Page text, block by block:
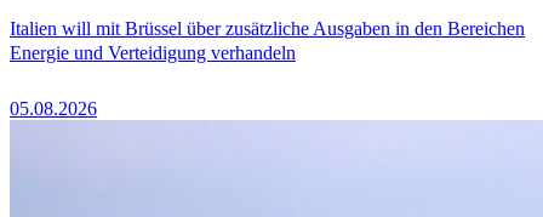
Italien will mit Brüssel über zusätzliche Ausgaben in den Bereichen
Energie und Verteidigung verhandeln
05.08.2026